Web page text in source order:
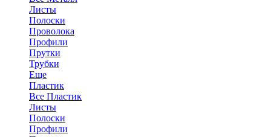
Листы
Полоски
Проволока
Профили
Прутки
Трубки
Еще
Пластик
Все Пластик
Листы
Полоски
Профили